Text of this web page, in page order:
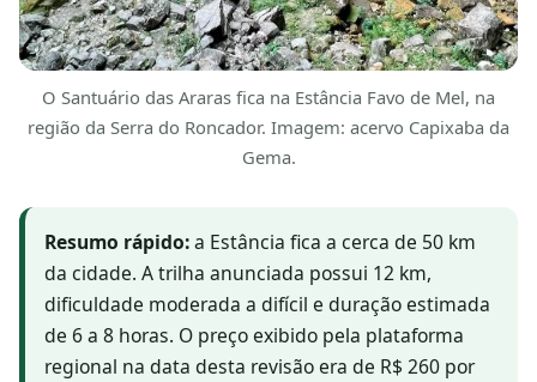
O Santuário das Araras fica na Estância Favo de Mel, na
região da Serra do Roncador. Imagem: acervo Capixaba da
Gema.
Resumo rápido:a Estância fica a cerca de 50 km
da cidade. A trilha anunciada possui 12 km,
dificuldade moderada a difícil e duração estimada
de 6 a 8 horas. O preço exibido pela plataforma
regional na data desta revisão era de R$ 260 por